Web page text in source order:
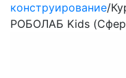
конструирование/
РОБОЛАБ Kids